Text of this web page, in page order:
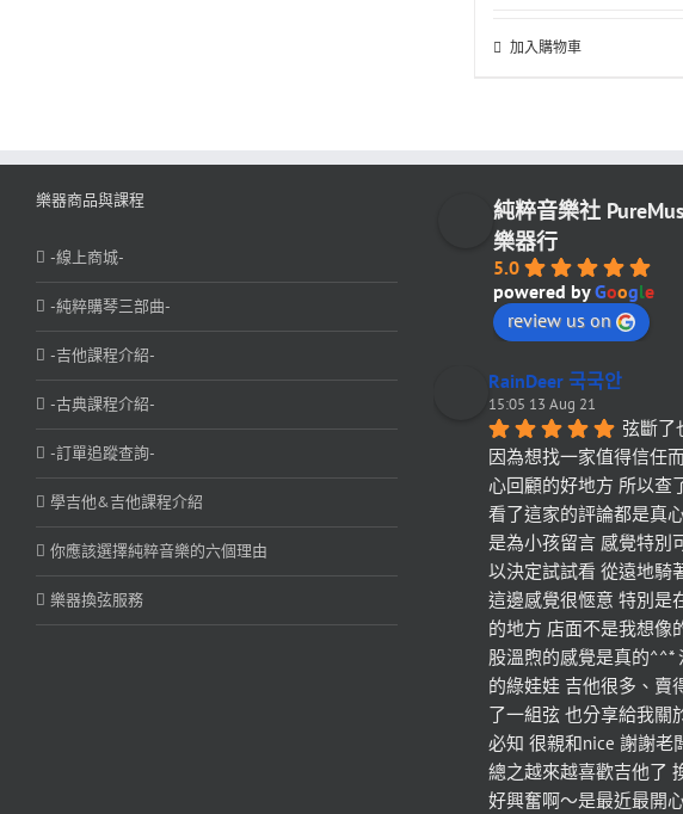
加入購物車
樂器商品與課程
-線上商城-
-純粹購琴三部曲-
-吉他課程介紹-
-古典課程介紹-
-訂單追蹤查詢-
學吉他&吉他課程介紹
你應該選擇純粹音樂的六個理由
樂器換弦服務
純粹音樂社
樂器行
5.0
powered byGoogle
review us on
RainDeer 국국안
15:05 13 Aug 21
弦斷了
因為想找一家值得信任
心回顧的好地方 所以查
看了這家的評論都是真
是為小孩留言 感覺特別
以決定試試看 從遠地騎
這邊感覺很愜意 特別是
的地方 店面不是我想像
股溫煦的感覺是真的^^*
的綠娃娃 吉他很多、賣
了一組弦 也分享給我關
必知 很親和nice 謝謝老
總之越來越喜歡吉他了
好興奮啊～是最近最開